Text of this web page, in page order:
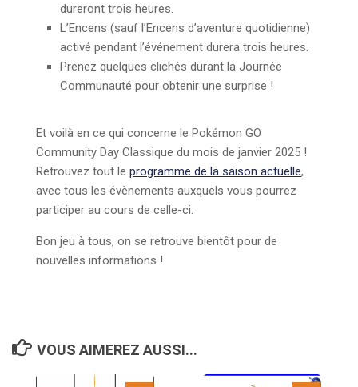
dureront trois heures.
L’Encens (sauf l’Encens d’aventure quotidienne)
activé pendant l’événement durera trois heures.
Prenez quelques clichés durant la Journée
Communauté pour obtenir une surprise !
Et voilà en ce qui concerne le Pokémon GO
Community Day Classique du mois de janvier 2025 !
Retrouvez tout le programme de la saison actuelle,
avec tous les évènements auxquels vous pourrez
participer au cours de celle-ci.
Bon jeu à tous, on se retrouve bientôt pour de
nouvelles informations !
VOUS AIMEREZ AUSSI...